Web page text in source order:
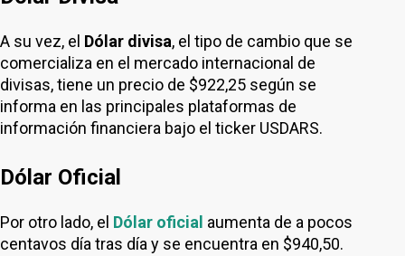
A su vez, el Dólar divisa, el tipo de cambio que se
comercializa en el mercado internacional de
divisas, tiene un precio de $922,25 según se
informa en las principales plataformas de
información financiera bajo el ticker USDARS.
Dólar Oficial
Por otro lado, el Dólar oficial aumenta de a pocos
centavos día tras día y se encuentra en $940,50.